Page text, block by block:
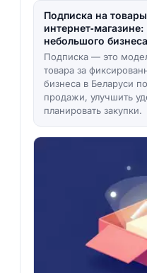
Подписка на
небольшого бизнеса
Подписка — это
товара за
бизнеса в Беларуси
продажи, улучшить
планировать закупки.